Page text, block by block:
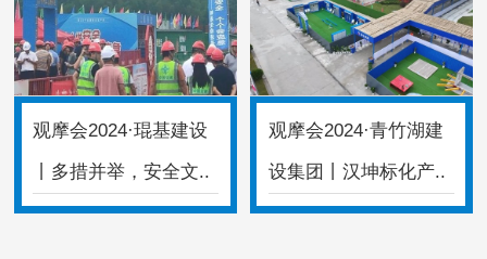
观摩会2024·琨基建设
丨多措并举，安全文..
观摩会2024·青竹湖建
设集团丨汉坤标化产..